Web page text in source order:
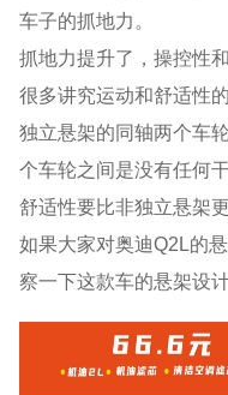
车子的抓地力。
抓地力提升了，操控性
很多讲究运动和舒适性
独立悬架的同轴两个车
个车轮之间是没有任何
舒适性要比非独立悬架更
如果大家对奥迪Q2L的
察一下这款车的悬架设计